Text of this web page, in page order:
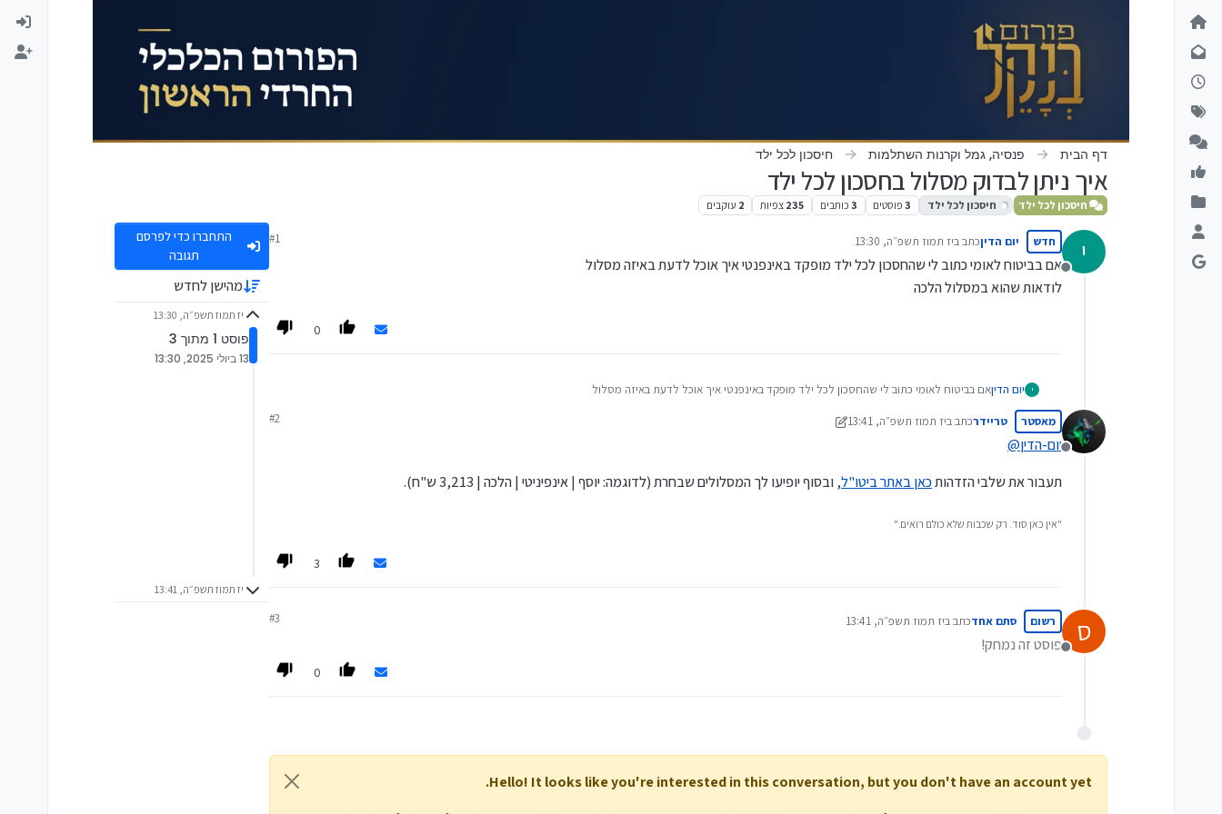
דילוג לתוכן
דף הבית פנסיה, גמל וקרנות השתלמות חיסכון לכל ילד
איך ניתן לבדוק מסלול בחסכון לכל ילד
חיסכון לכל ילד חיסכון לכל ילד 3 פוסטים 3 כותבים 235 צפיות 2 עוקבים
י
מנותק
חדש יום הדיןכתב ביז תמוז תשפ״ה, 13:30
נערך לאחרונה על ידי
#1
אם בביטוח לאומי כתוב לי שהחסכון לכל ילד מופקד באינפנטי איך אוכל לדעת באיזה מסלול
לודאות שהוא במסלול הלכה
0
י יום הדיןאם בביטוח לאומי כתוב לי שהחסכון לכל ילד מופקד באינפנטי איך אוכל לדעת באיזה מסלול
מנותק
מאסטר טריידרכתב ביז תמוז תשפ״ה, 13:41
נערך לאחרונה על ידי טריידר
#2
@יום-הדין
תעבור את שלבי הזדהותכאן באתר ביטו"ל, ובסוף יופיעו לך המסלולים שבחרת (לדוגמה: יוסף | אינפיניטי | הלכה | 3,213 ש"ח).
"אין כאן סוד. רק שכבות שלא כולם רואים."
3
ס
מנותק
רשום סתם אחדכתב ביז תמוז תשפ״ה, 13:41
נערך לאחרונה על ידי
#3
פוסט זה נמחק!
0
Hello! It looks like you're interested in this conversation, but you don't have an account yet.
התחברו כדי לפרסם
תגובה
מהישן לחדש
יז תמוז תשפ״ה, 13:30
פוסט 1 מתוך 3
13 ביולי 2025, 13:30
יז תמוז תשפ״ה, 13:41